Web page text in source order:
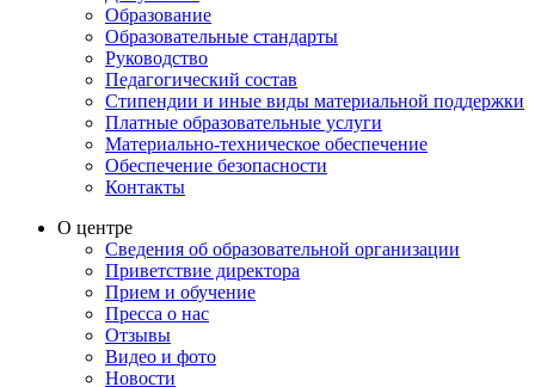
Образование
Образовательные стандарты
Руководство
Педагогический состав
Стипендии и иные виды материальной поддержки
Платные образовательные услуги
Материально-техническое обеспечение
Обеспечение безопасности
Контакты
О центре
Сведения об образовательной организации
Приветствие директора
Прием и обучение
Пресса о нас
Отзывы
Видео и фото
Новости